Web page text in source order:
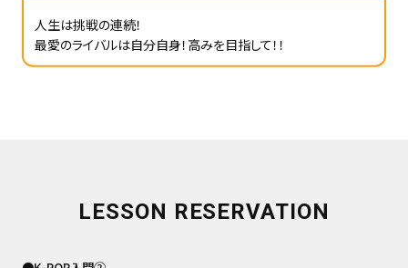
人生は挑戦の連続！
最愛のライバルは自分自身！高みを目指して！！
LESSON RESERVATION